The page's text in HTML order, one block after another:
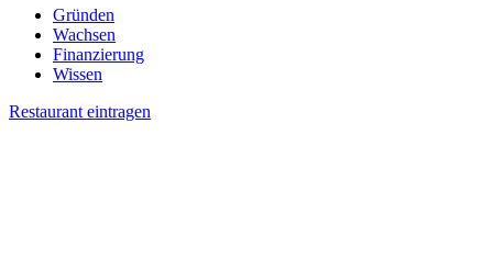
Gründen
Wachsen
Finanzierung
Wissen
Restaurant eintragen